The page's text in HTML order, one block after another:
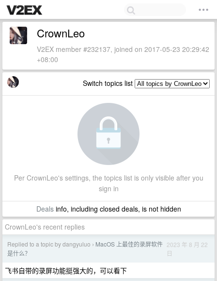
CrownLeo
V2EX member #232137, joined on 2017-05-23 20:29:42
+08:00
Switch topics list
Per CrownLeo's settings, the topics list is only visible after you
sign in
Dealsinfo, including closed deals, is not hidden
CrownLeo's recent replies
Replied to a topic by dangyuluo › MacOS 上最佳的录屏软件
是什么？
2023 年 8 月 22
日
飞书自带的录屏功能挺强大的，可以看下